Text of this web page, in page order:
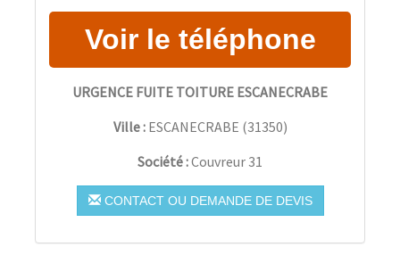
URGENCE FUITE TOITURE ESCANECRABE
Ville : ESCANECRABE (31350)
Société :Couvreur 31
CONTACT OU DEMANDE DE DEVIS